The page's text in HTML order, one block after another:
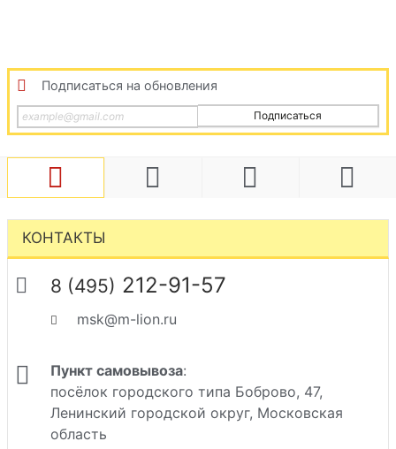
Подписаться на обновления
Подписаться
КОНТАКТЫ
8 (495) 212-91-57
msk@m-lion.ru
Пункт самовывоза:
посёлок городского типа Боброво, 47,
Ленинский городской округ, Московская
область